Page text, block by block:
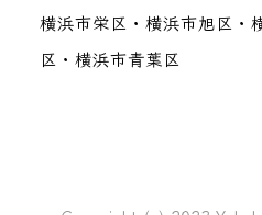
横浜市栄区・横浜市旭区・
区・横浜市青葉区